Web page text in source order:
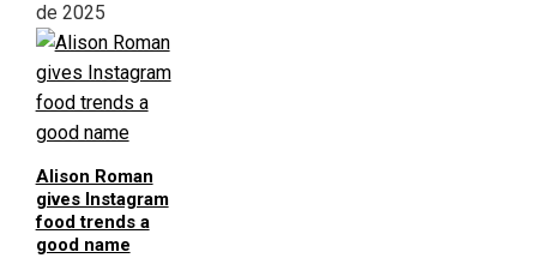
de 2025
Alison Roman
gives Instagram
food trends a
good name